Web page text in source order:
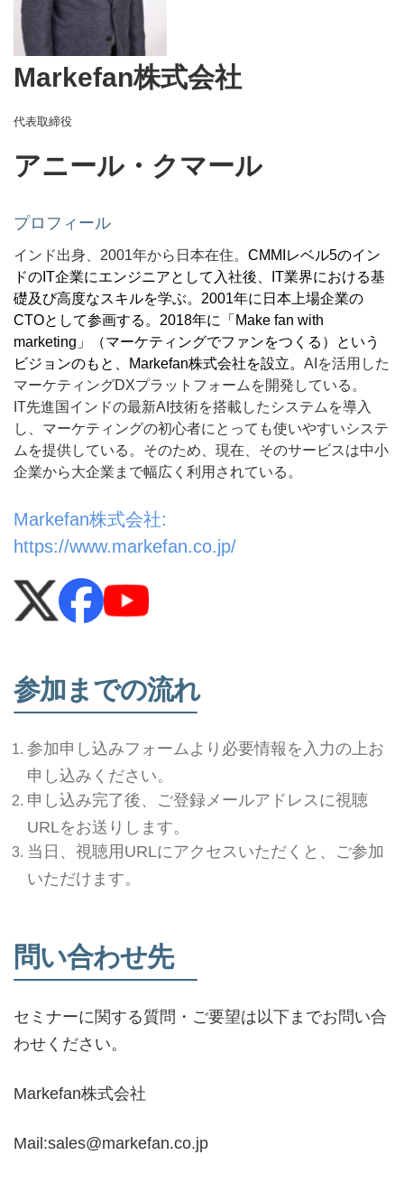
Markefan株式会社
代表取締役
アニール・クマール
プロフィール
インド出身、2001年から日本在住。 CMMIレベル5のイン
ドのIT企業にエンジニアとして入社後、IT業界における基
礎及び高度なスキルを学ぶ。2001年に日本上場企業の
CTOとして参画する。2018年に「Make fan with
marketing」（マーケティングでファンをつくる）という
ビジョンのもと、Markefan株式会社を設立。 AIを活用した
マーケティングDXプラットフォームを開発している。
IT先進国インドの最新AI技術を搭載したシステムを導入
し、マーケティングの初心者にとっても使いやすいシステ
ムを提供している。そのため、現在、そのサービスは中小
企業から大企業まで幅広く利用されている。
Markefan株式会社:
https://www.markefan.co.jp/
参加までの流れ
参加申し込みフォームより必要情報を入力の上お
申し込みください。
申し込み完了後、ご登録メールアドレスに視聴
URLをお送りします。
当日、視聴用URLにアクセスいただくと、ご参加
いただけます。
問い合わせ先
セミナーに関する質問・ご要望は以下までお問い合
わせください。
Markefan株式会社
Mail:sales@markefan.co.jp